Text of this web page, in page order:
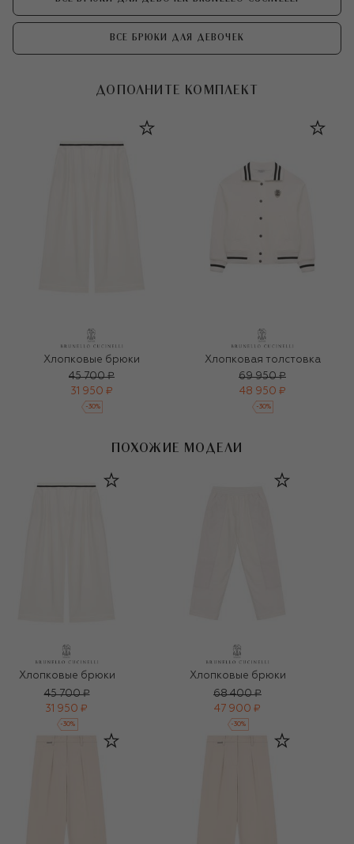
ВСЕ БРЮКИ ДЛЯ ДЕВОЧЕК
ДОПОЛНИТЕ КОМПЛЕКТ
Хлопковые брюки
45 700 ₽
31 950 ₽
-30%
Хлопковая толстовка
69 950 ₽
48 950 ₽
-30%
ПОХОЖИЕ МОДЕЛИ
Хлопковые брюки
45 700 ₽
31 950 ₽
-30%
Хлопковые брюки
68 400 ₽
47 900 ₽
-30%